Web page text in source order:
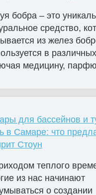
бобра – это
средство,
из желез
в
медицину,
для бассейнов и
в Самаре: что
Стоун
теплого
из нас начинают
о создании